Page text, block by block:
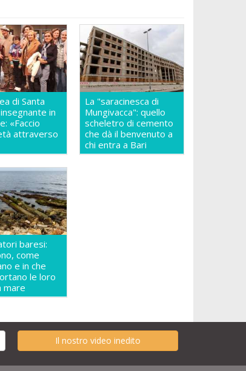
di Santa
in
«Faccio
attraverso
La "saracinesca di
Mungivacca": quello
scheletro di cemento
che dà il benvenuto a
chi entra a Bari
baresi:
come
e in che
le loro
mare
Il nostro video inedito